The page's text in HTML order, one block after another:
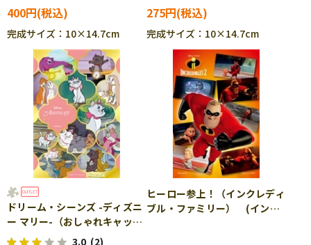
400円
完成サイズ：10×14.7cm
YAM-99-348
275円
完成サイズ：10×14.7cm
ドリーム・シーンズ -ディズニ
ー マリー-（おしゃれキャッ
ト） （おしゃれキャット）
3.0 (2)
ヒーロー参上！（インクレディ
ブル・ファミリー） (インク